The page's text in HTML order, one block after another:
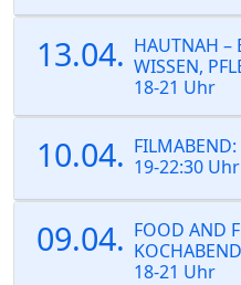
13.04. HAUTNAH –
WISSEN,
18-21 Uhr
10.04. FILMABEND:
19-22:30 Uhr
09.04. FOOD AND
KOCHABEND
18-21 Uhr